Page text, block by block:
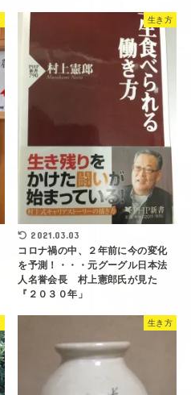
生き方
2021.03.03
コロナ禍の中、２年前に今の変化
を予測！・・・元グーグル日本法
人名誉会長 村上憲郎氏が見た
『２０３０年」
生き方